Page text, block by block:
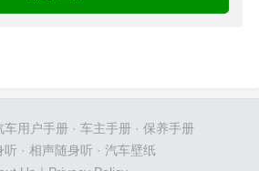
车用户手册· 车主手册· 保养手册
听 · 相声随身听 · 汽车壁纸